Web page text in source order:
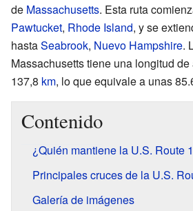
de Massachusetts. Esta ruta
Pawtucket, Rhode Island, y se
hastaSeabrook, Nuevo Hampshire.
Massachusetts tiene una longitud
137,8 km, lo que equivale a unas
Contenido
¿Quién mantiene la U.S. Route
Principales cruces de la U.S.
Galería de imágenes